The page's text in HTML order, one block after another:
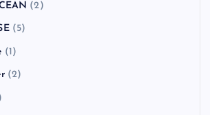
(2)
(5)
(1)
(2)